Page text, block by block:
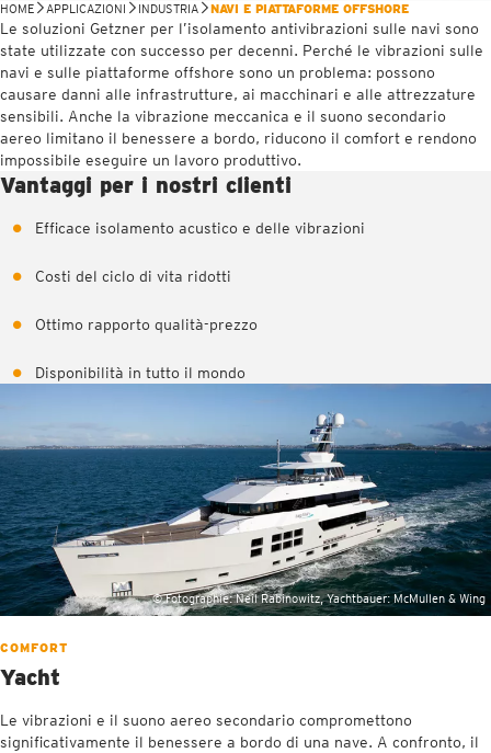
HOME APPLICAZIONI INDUSTRIA NAVI E PIATTAFORME OFFSHORE
Le soluzioni Getzner per l’isolamento antivibrazioni sulle navi sono
state utilizzate con successo per decenni. Perché le vibrazioni sulle
navi e sulle piattaforme offshore sono un problema: possono
causare danni alle infrastrutture, ai macchinari e alle attrezzature
sensibili. Anche la vibrazione meccanica e il suono secondario
aereo limitano il benessere a bordo, riducono il comfort e rendono
impossibile eseguire un lavoro produttivo.
Vantaggi per i nostri clienti
Efficace isolamento acustico e delle vibrazioni
Costi del ciclo di vita ridotti
Ottimo rapporto qualità-prezzo
Disponibilità in tutto il mondo
COMFORT
Yacht
Le vibrazioni e il suono aereo secondario compromettono
significativamente il benessere a bordo di una nave. A confronto, il
© Fotographie: Neil Rabinowitz, Yachtbauer: McMullen & Wing